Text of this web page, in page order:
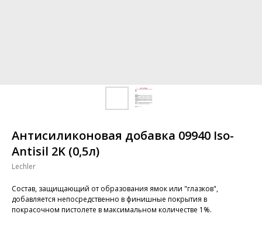
Антисиликоновая добавка 09940 Iso-
Antisil 2K (0,5л)
Lechler
Состав, защищающий от образования ямок или "глазков",
добавляется непосредственно в финишные покрытия в
покрасочном пистолете в максимальном количестве 1%.